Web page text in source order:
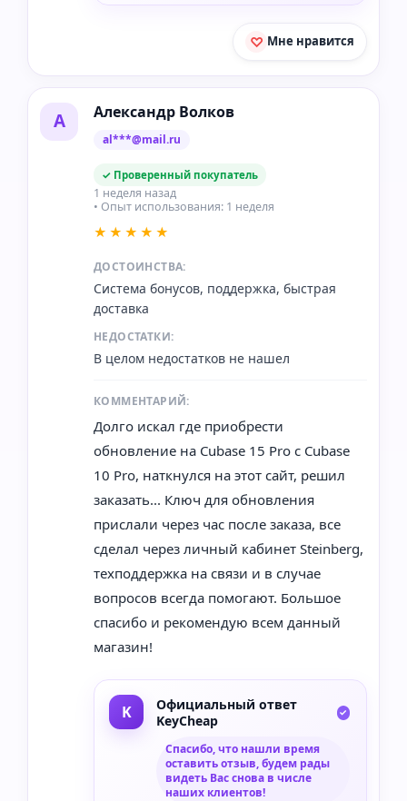
Мне нравится
А Александр Волков
al***@mail.ru
✓ Проверенный покупатель
1 неделя назад
• Опыт использования: 1 неделя
★★★★★
ДОСТОИНСТВА:
Система бонусов, поддержка, быстрая
доставка
НЕДОСТАТКИ:
В целом недостатков не нашел
КОММЕНТАРИЙ:
Долго искал где приобрести
обновление на Cubase 15 Pro с Cubase
10 Pro, наткнулся на этот сайт, решил
заказать... Ключ для обновления
прислали через час после заказа, все
сделал через личный кабинет Steinberg,
техподдержка на связи и в случае
вопросов всегда помогают. Большое
спасибо и рекомендую всем данный
магазин!
Официальный ответ
KeyCheap
Спасибо, что нашли время
оставить отзыв, будем рады
видеть Вас снова в числе
наших клиентов!